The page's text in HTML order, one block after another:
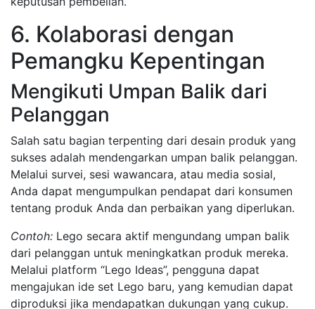
6. Kolaborasi dengan
Pemangku Kepentingan
Mengikuti Umpan Balik dari
Pelanggan
Salah satu bagian terpenting dari desain produk yang
sukses adalah mendengarkan umpan balik pelanggan.
Melalui survei, sesi wawancara, atau media sosial,
Anda dapat mengumpulkan pendapat dari konsumen
tentang produk Anda dan perbaikan yang diperlukan.
Contoh: Lego secara aktif mengundang umpan balik
dari pelanggan untuk meningkatkan produk mereka.
Melalui platform “Lego Ideas”, pengguna dapat
mengajukan ide set Lego baru, yang kemudian dapat
diproduksi jika mendapatkan dukungan yang cukup.